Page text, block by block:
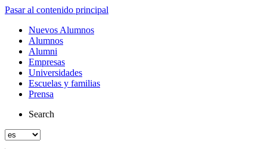
Pasar al contenido principal
Nuevos Alumnos
Alumnos
Alumni
Empresas
Universidades
Escuelas y familias
Prensa
Search